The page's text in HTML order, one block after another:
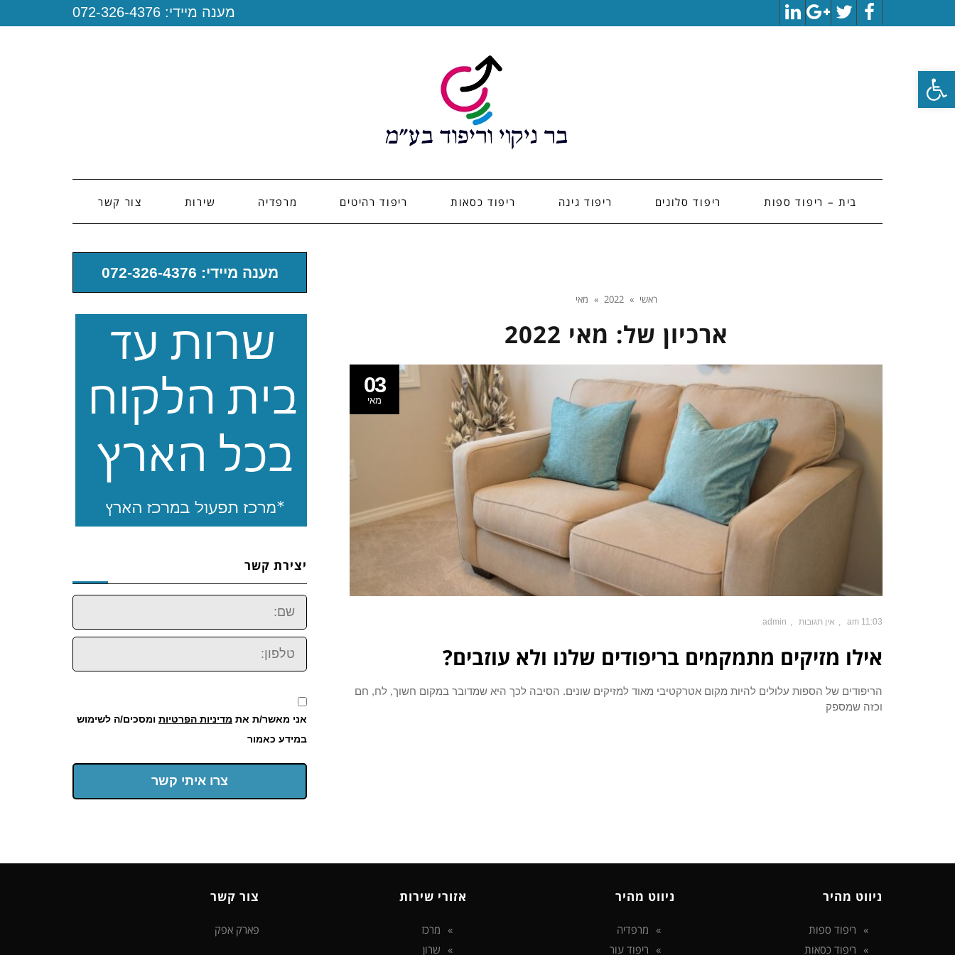
פתח סרגל נגישות
Facebook
Twitter
Google+
LinkedIn
מענה מיידי: 072-326-4376
בית – ריפוד ספות ריפוד סלונים ריפוד גינה ריפוד כסאות ריפוד רהיטים מרפדיה שירות צור קשר
ראשי »
2022
» מאי
ארכיון של: מאי 2022
03
מאי
11:03 am אין תגובות admin
אילו מזיקים מתמקמים בריפודים שלנו ולא עוזבים?
הריפודים של הספות עלולים להיות מקום אטרקטיבי מאוד למזיקים שונים. הסיבה לכך היא שמדובר במקום חשוך, לח, חם
וכזה שמספק
מענה מיידי: 072-326-4376
יצירת קשר
שם:
טלפון:
אני מאשר/ת את מדיניות הפרטיות ומסכים/ה לשימוש
במידע כאמור
צרו איתי קשר
ניווט מהיר
ריפוד ספות
ריפוד כסאות
ניווט מהיר
מרפדיה
ריפוד עור
אזורי שירות
מרכז
שרון
צור קשר
פארק אפק